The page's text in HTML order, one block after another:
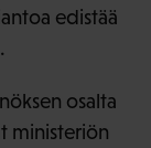
edistää
osalta
ministeriön